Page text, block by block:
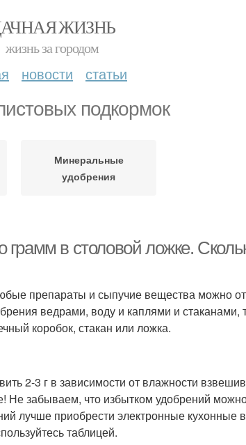
ЖИЗНЬ
жизнь за городом
новости статьи
подкормок
Минеральные
удобрения
грамм в столовой ложке.
препараты и сыпучие вещества можно
ведрами, воду и каплями и стаканами,
коробок, стакан или ложка.
2-3 г в зависимости от влажности
Не забываем, что избытком удобрений
лучше приобрести электронные кухонные
таблицей.